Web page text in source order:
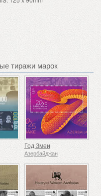
тиражи марок
Год Змеи
Азербайджан